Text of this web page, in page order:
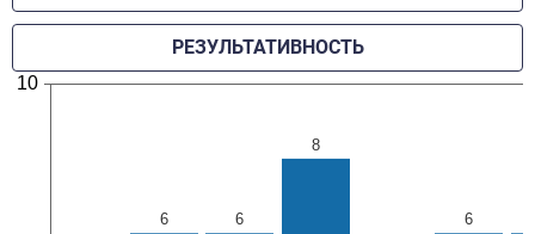
РЕЗУЛЬТАТИВНОСТЬ